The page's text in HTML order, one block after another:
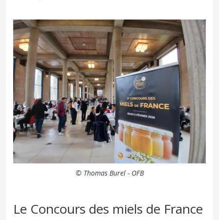
© Thomas Burel - OFB
Le Concours des miels de France